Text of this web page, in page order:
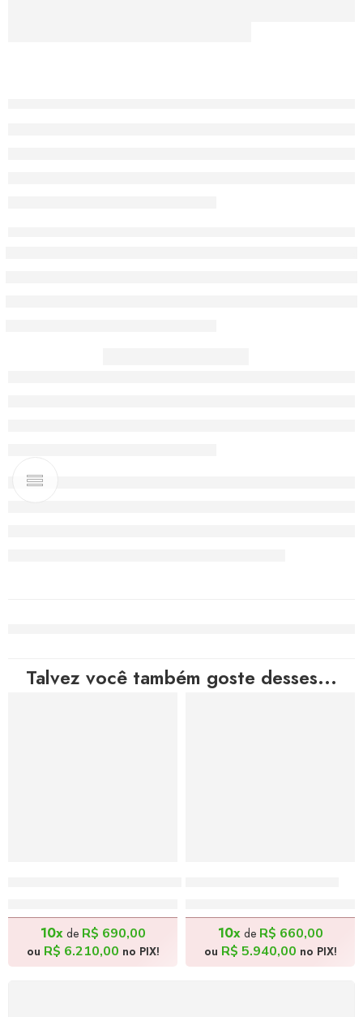
Talvez você também goste desses...
10xde R$ 690,00
ou R$ 6.210,00 no PIX!
10xde R$ 660,00
ou R$ 5.940,00 no PIX!